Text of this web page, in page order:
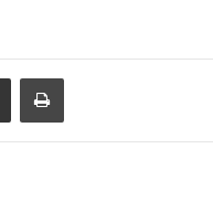
Bagikan melalui Email Cetak